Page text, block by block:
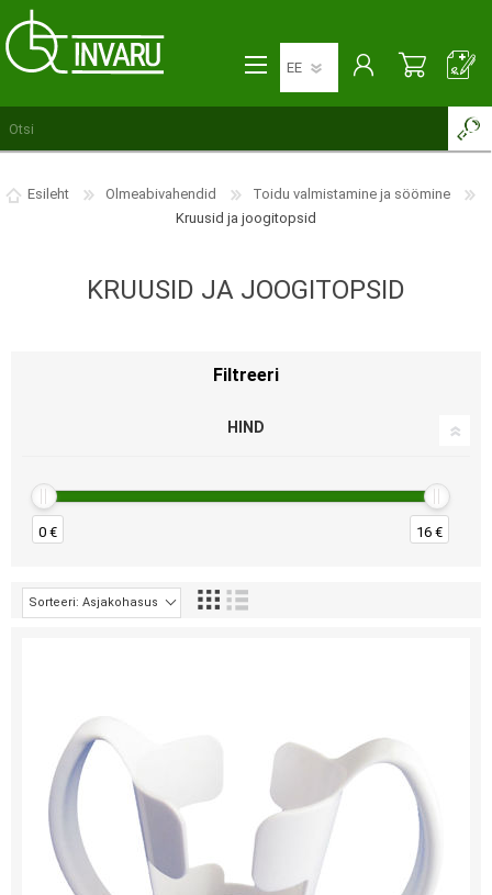
Esileht Olmeabivahendid
Toidu valmistamine ja söömine
Kruusid ja joogitopsid
KRUUSID JA JOOGITOPSID
Filtreeri
HIND
0 € 16 €
Sorteeri: Asjakohasus